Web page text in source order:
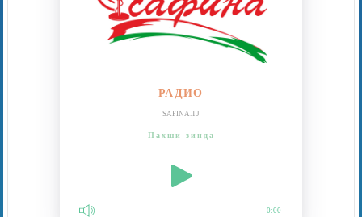
РАДИО
SAFINA.TJ
Пахши зинда
0:00